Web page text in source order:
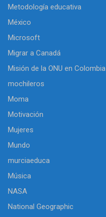
Metodología educativa
México
Microsoft
Migrar a Canadá
Misión de la ONU en Colombia
mochileros
Moma
Motivación
Mujeres
Mundo
murciaeduca
Música
NASA
National Geographic